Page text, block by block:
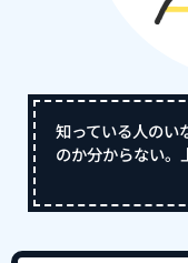
知っている人のい
のか分からない。